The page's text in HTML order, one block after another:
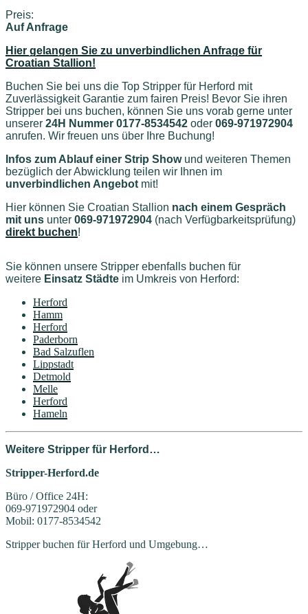
Preis:
Auf Anfrage
Hier gelangen Sie zu unverbindlichen Anfrage für
Croatian Stallion!
Buchen Sie bei uns die Top Stripper für Herford mit
Zuverlässigkeit Garantie zum fairen Preis! Bevor Sie ihren
Stripper bei uns buchen, können Sie uns vorab gerne unter
unserer 24H Nummer 0177-8534542 oder 069-971972904
anrufen. Wir freuen uns über Ihre Buchung!
Infos zum Ablauf einer Strip Showund weiteren Themen
bezüglich der Abwicklung teilen wir Ihnen im
unverbindlichen Angebot mit!
Hier können Sie Croatian Stallion nach einem Gespräch
mit uns unter 069-971972904 (nach Verfügbarkeitsprüfung)
direkt buchen!
Sie können unsere Stripper ebenfalls buchen für
weitere Einsatz Städte im Umkreis von Herford:
Herford
Hamm
Herford
Paderborn
Bad Salzuflen
Lippstadt
Detmold
Melle
Herford
Hameln
Weitere Stripper für Herford…
Stripper-Herford.de
Büro / Office 24H:
069-971972904 oder
Mobil: 0177-8534542
Stripper buchen für Herford und Umgebung…